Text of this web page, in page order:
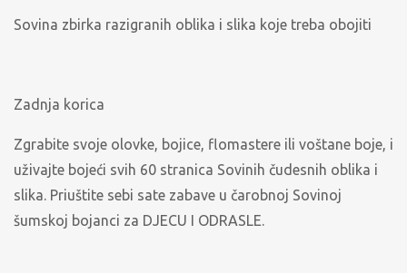
Sovina zbirka razigranih oblika i slika koje treba obojiti
Zadnja korica
Zgrabite svoje olovke, bojice, flomastere ili voštane boje, i
uživajte bojeći svih 60 stranica Sovinih čudesnih oblika i
slika. Priuštite sebi sate zabave u čarobnoj Sovinoj
šumskoj bojanci za DJECU I ODRASLE.